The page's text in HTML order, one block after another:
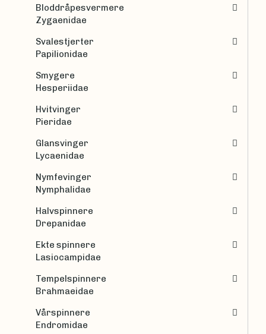
Bloddråpesvermere
Zygaenidae
Svalestjerter
Papilionidae
Smygere
Hesperiidae
Hvitvinger
Pieridae
Glansvinger
Lycaenidae
Nymfevinger
Nymphalidae
Halvspinnere
Drepanidae
Ekte spinnere
Lasiocampidae
Tempelspinnere
Brahmaeidae
Vårspinnere
Endromidae